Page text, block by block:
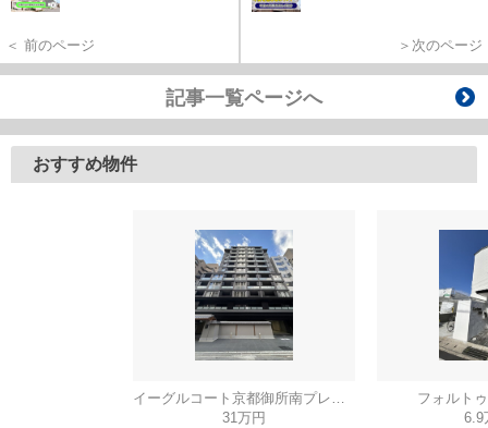
＜ 前のページ ＞次のページ
記事一覧ページへ
おすすめ物件
イーグルコート京都御所南プレミアム迎賓館
31万円
フォルト
6.9